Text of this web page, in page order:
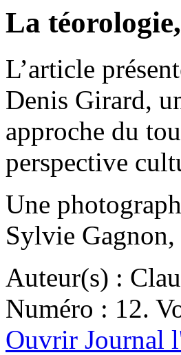
La
L’article
Denis Girard,
approche du
perspective
Une
Sylvie
Auteur(s) :
Numéro : 12.
Ouvrir Journal